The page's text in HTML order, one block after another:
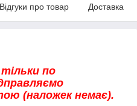
Відгуки про товар Доставка
по
(наложек немає).